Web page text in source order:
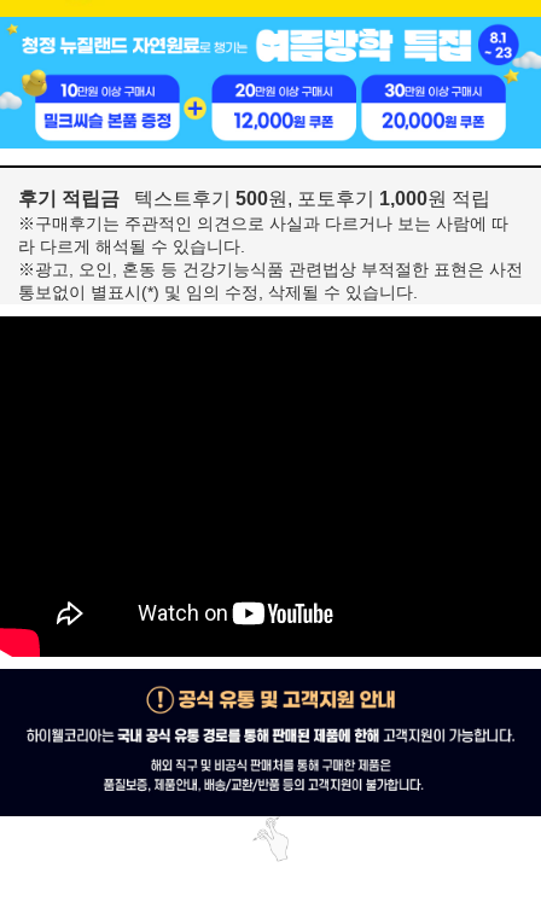
후기 적립금 텍스트후기 500원, 포토후기 1,000원 적립
※구매후기는 주관적인 의견으로 사실과 다르거나 보는 사람에 따
라 다르게 해석될 수 있습니다.
※광고, 오인, 혼동 등 건강기능식품 관련법상 부적절한 표현은 사전
통보없이 별표시(*) 및 임의 수정, 삭제될 수 있습니다.